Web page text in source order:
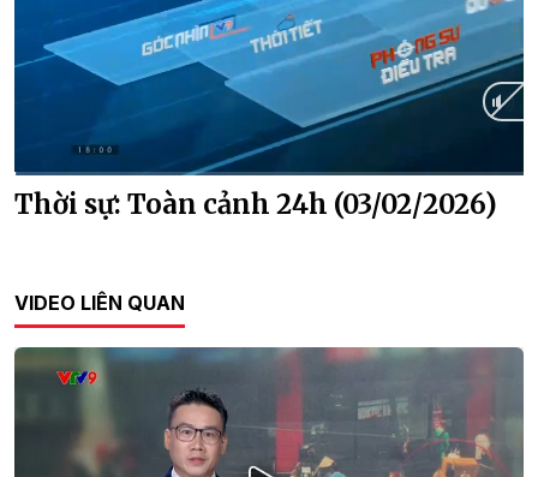
Current
0:02 Duration
30:43
Thời sự: Toàn cảnh 24h (03/02/2026)
VIDEO LIÊN QUAN